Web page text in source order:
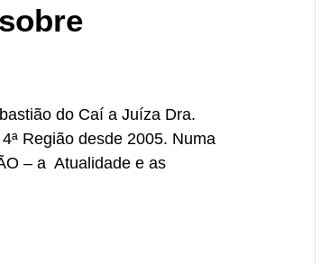
do Caí a Juíza Dra.
Região desde 2005. Numa
– a  Atualidade e as